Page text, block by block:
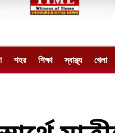
শহর শিক্ষা স্বাস্থ্য খেলা